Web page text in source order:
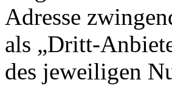
Adresse
als „Dritt-
des jeweiligen